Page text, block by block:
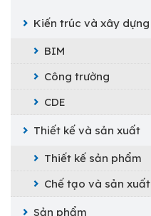
Kiến trúc và xây dựng
BIM
Công trường
CDE
Thiết kế và sản xuất
Thiết kế sản phẩm
Chế tạo và sản xuất
Sản phẩm